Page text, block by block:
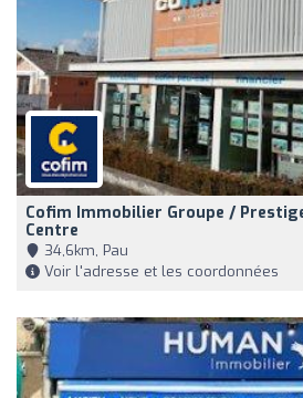
Cofim Immobilier Groupe /
Centre
34,6km, Pau
Voir l'adresse et les coordonnées